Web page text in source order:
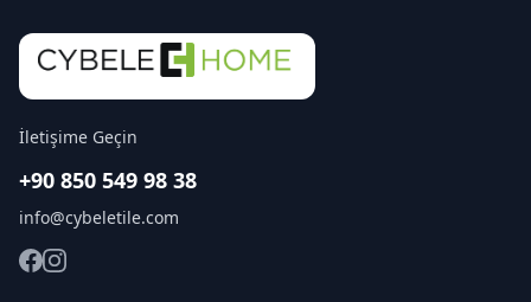
İletişime Geçin
+90 850 549 98 38
info@cybeletile.com